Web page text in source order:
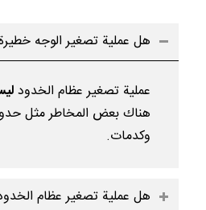
هل عملية تصغير الوجه
عملية تصغير عظام الخدود
هناك بعض المخاطر مثل
وكدمات.
هل عملية تصغير عظام